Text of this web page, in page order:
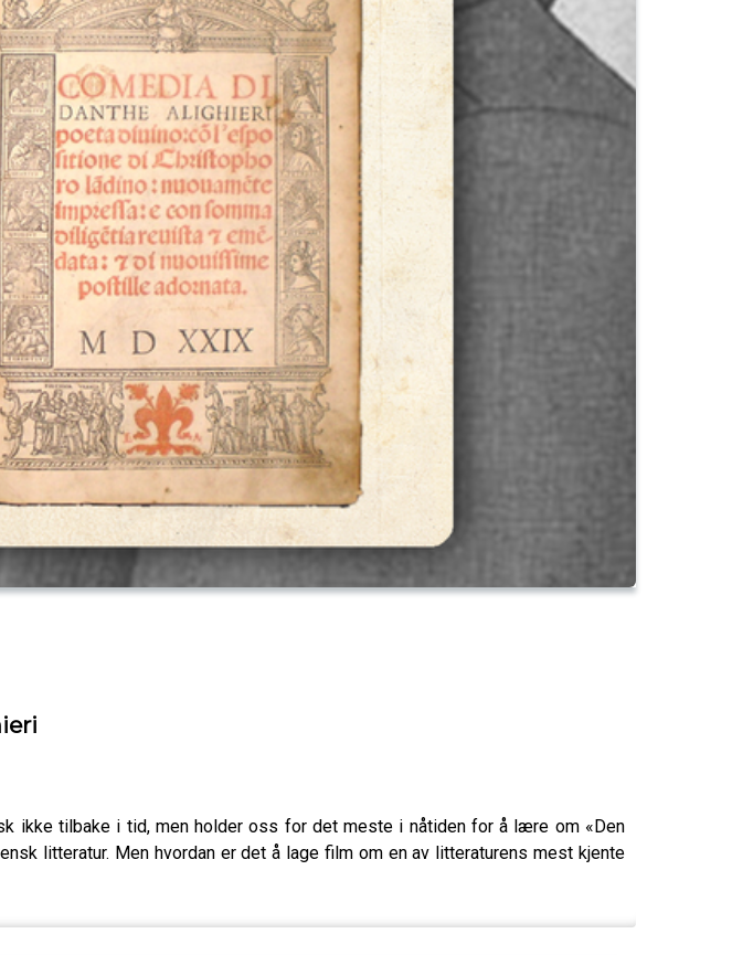
ikke tilbake i tid, men holder oss for det meste i nåtiden for å lære om «Den
litteratur. Men hvordan er det å lage film om en av litteraturens mest kjente